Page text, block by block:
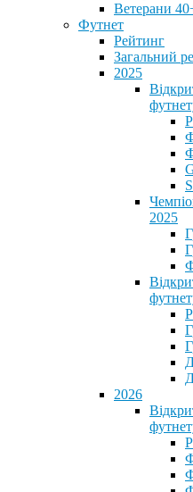
Ветерани
Футнет
Рейтинг
Загальний
2025
2025
2026